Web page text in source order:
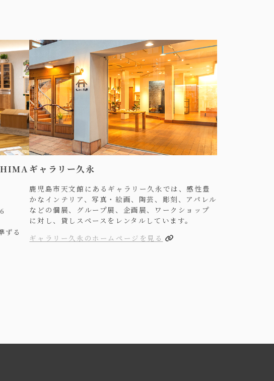
ずる
ギャラリー久永
鹿児島市天文館にあるギャラリー久永では、感性豊
かなインテリア、写真・絵画、陶芸、彫刻、アパレル
などの個展、グループ展、企画展、ワークショップ
に対し、貸しスペースをレンタルしています。
ギャラリー久永のホームページを見る